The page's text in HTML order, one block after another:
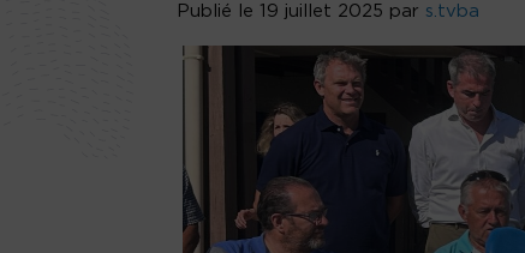
Publié le 19 juillet 2025 par s.tvba